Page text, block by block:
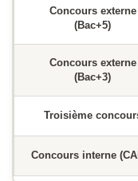
Concours externe
(Bac+5)
Concours externe
(Bac+3)
Troisième
Concours interne